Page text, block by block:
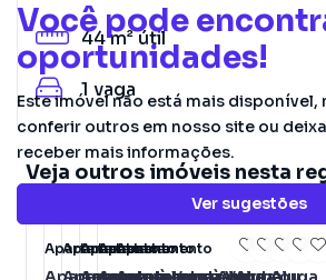
Você pode
oportunidades!
Este imóvel não está mais disponível,
conferir outros em nosso site ou
receber mais informações.
Ver sugestões
44 m²útil
1 vaga
Veja outros imóveis nesta
Apartamento
Apartamento
65
Apartamento
Apartamento
Apartamento